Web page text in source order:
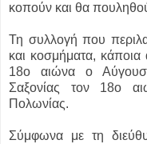
κοπούν και θα
Τη συλλογή που
και κοσμήματα,
18ο αιώνα ο
Σαξονίας τον 18ο
Πολωνίας.
Σύμφωνα με τη